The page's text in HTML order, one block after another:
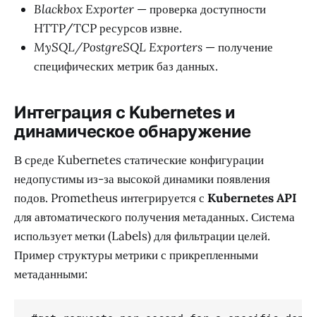
Blackbox Exporter — проверка доступности
HTTP/TCP ресурсов извне.
MySQL/PostgreSQL Exporters — получение
специфических метрик баз данных.
Интеграция с Kubernetes и
динамическое обнаружение
В среде Kubernetes статические конфигурации
недопустимы из-за высокой динамики появления
подов. Prometheus интегрируется с Kubernetes API
для автоматического получения метаданных. Система
использует метки (Labels) для фильтрации целей.
Пример структуры метрики с прикрепленными
метаданными: